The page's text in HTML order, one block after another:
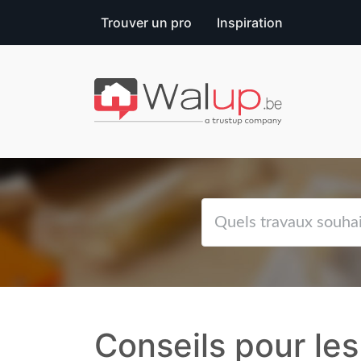
Trouver un pro Inspiration
Conseils pour